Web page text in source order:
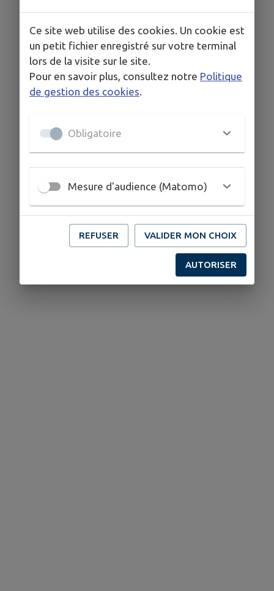
Ce site web utilise des cookies. Un cookie est
un petit fichier enregistré sur votre terminal
lors de la visite sur le site.
Pour en savoir plus, consultez notre Politique
de gestion des cookies
Obligatoire
Mesure d'audience (Matomo)
REFUSER VALIDER MON CHOIX
AUTORISER